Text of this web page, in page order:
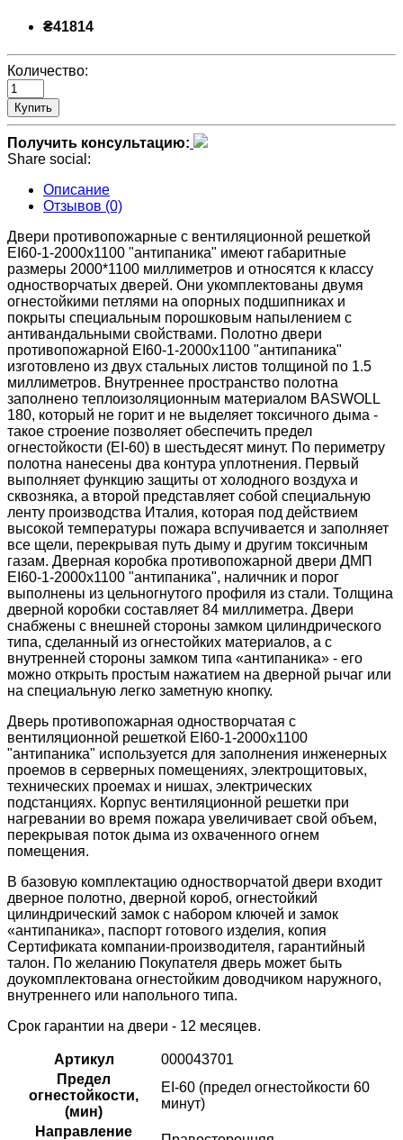
₴41814
Количество:
Купить
Получить консультацию:
Share social:
Описание
Отзывов (0)
Двери противопожарные с вентиляционной решеткой
ЕІ60-1-2000х1100 "антипаника" имеют габаритные
размеры 2000*1100 миллиметров и относятся к классу
одностворчатых дверей. Они укомплектованы двумя
огнестойкими петлями на опорных подшипниках и
покрыты специальным порошковым напылением с
антивандальными свойствами. Полотно двери
противопожарной ЕІ60-1-2000х1100 "антипаника"
изготовлено из двух стальных листов толщиной по 1.5
миллиметров. Внутреннее пространство полотна
заполнено теплоизоляционным материалом BASWOLL
180, который не горит и не выделяет токсичного дыма -
такое строение позволяет обеспечить предел
огнестойкости (EI-60) в шестьдесят минут. По периметру
полотна нанесены два контура уплотнения. Первый
выполняет функцию защиты от холодного воздуха и
сквозняка, а второй представляет собой специальную
ленту производства Италия, которая под действием
высокой температуры пожара вспучивается и заполняет
все щели, перекрывая путь дыму и другим токсичным
газам. Дверная коробка противопожарной двери ДМП
ЕІ60-1-2000х1100 "антипаника", наличник и порог
выполнены из цельногнутого профиля из стали. Толщина
дверной коробки составляет 84 миллиметра. Двери
снабжены с внешней стороны замком цилиндрического
типа, сделанный из огнестойких материалов, а с
внутренней стороны замком типа «антипаника» - его
можно открыть простым нажатием на дверной рычаг или
на специальную легко заметную кнопку.
Дверь противопожарная одностворчатая с
вентиляционной решеткой ЕІ60-1-2000х1100
"антипаника" используется для заполнения инженерных
проемов в серверных помещениях, электрощитовых,
технических проемах и нишах, электрических
подстанциях. Корпус вентиляционной решетки при
нагревании во время пожара увеличивает свой объем,
перекрывая поток дыма из охваченного огнем
помещения.
В базовую комплектацию одностворчатой двери входит
дверное полотно, дверной короб, огнестойкий
цилиндрический замок с набором ключей и замок
«антипаника», паспорт готового изделия, копия
Сертификата компании-производителя, гарантийный
талон. По желанию Покупателя дверь может быть
доукомплектована огнестойким доводчиком наружного,
внутреннего или напольного типа.
Срок гарантии на двери - 12 месяцев.
Артикул
000043701
Предел
огнестойкости,
(мин)
ЕІ-60 (предел огнестойкости 60
минут)
Направление